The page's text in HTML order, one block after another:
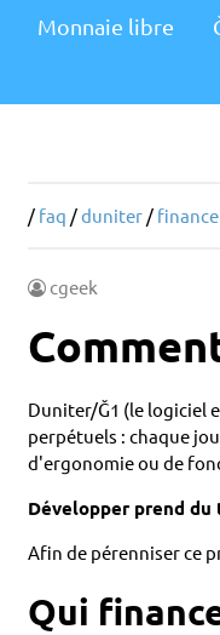
Monnaie libre
/ faq /duniter/
cgeek
Duniter/Ğ1 (le logiciel
perpétuels : chaque
d'ergonomie ou de
Développer prend
Afin de pérenniser ce
Qui